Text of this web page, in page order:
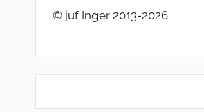
© juf Inger 2013-2026